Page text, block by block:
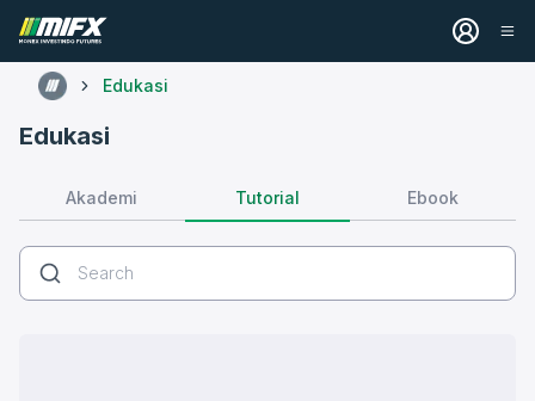
Edukasi
Edukasi
Akademi Tutorial Ebook